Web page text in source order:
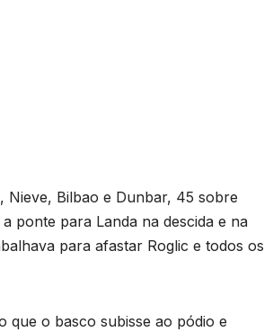
Nieve, Bilbao e Dunbar, 45 sobre
ponte para Landa na descida e na
para afastar Roglic e todos os
que o basco subisse ao pódio e